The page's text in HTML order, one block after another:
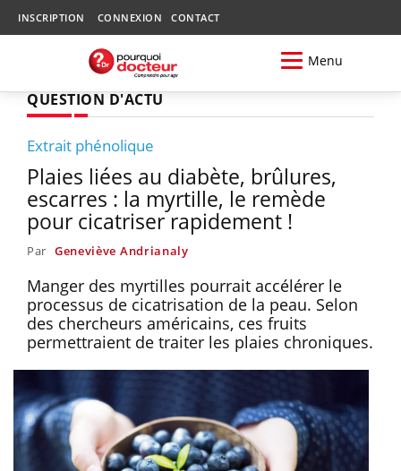
INSCRIPTION CONNEXION CONTACT
Menu
QUESTION D'ACTU
Extrait phénolique
Plaies liées au diabète, brûlures,
escarres : la myrtille, le remède
pour cicatriser rapidement !
Par Geneviève Andrianaly
Manger des myrtilles pourrait accélérer le
processus de cicatrisation de la peau. Selon
des chercheurs américains, ces fruits
permettraient de traiter les plaies chroniques.